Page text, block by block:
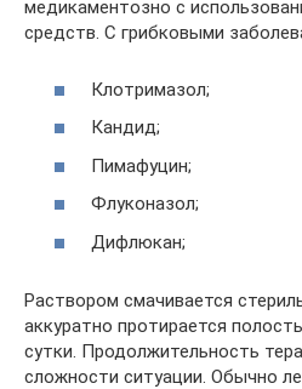
медикаментозно с
средств. С грибковыми
Клотримазол;
Кандид;
Пимафуцин;
Флуконазол;
Дифлюкан;
Раствором смачивается
аккуратно протирается
сутки. Продолжительность
сложности ситуации. Обычно